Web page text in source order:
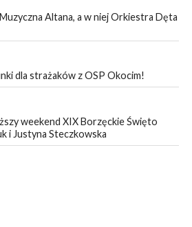
Altana, a w niej Orkiestra Dęta
dla strażaków z OSP Okocim!
weekend XIX Borzęckie Święto
i Justyna Steczkowska